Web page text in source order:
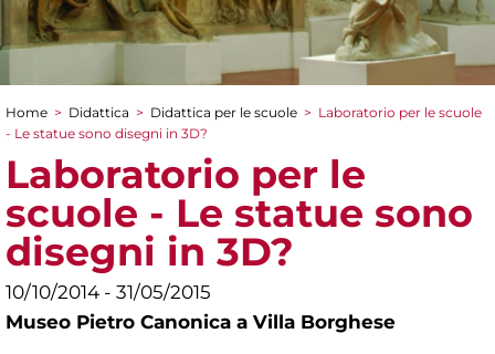
Tu sei qui
Home > Didattica > Didattica per le scuole > Laboratorio per le scuole
- Le statue sono disegni in 3D?
Laboratorio per le
scuole - Le statue sono
disegni in 3D?
10/10/2014 - 31/05/2015
Museo Pietro Canonica a Villa Borghese